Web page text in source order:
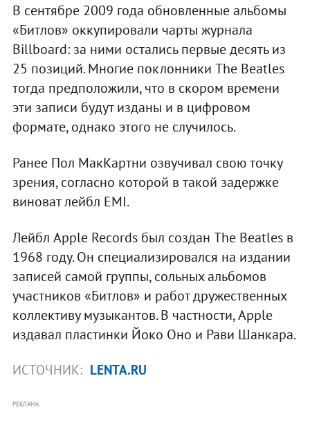
В сентябре 2009 года обновленные альбомы
«Битлов» оккупировали чарты журнала
Billboard: за ними остались первые десять из
25 позиций. Многие поклонники The Beatles
тогда предположили, что в скором времени
эти записи будут изданы и в цифровом
формате, однако этого не случилось.
Ранее Пол МакКартни озвучивал свою точку
зрения, согласно которой в такой задержке
виноват лейбл EMI.
Лейбл Apple Records был создан The Beatles в
1968 году. Он специализировался на издании
записей самой группы, сольных альбомов
участников «Битлов» и работ дружественных
коллективу музыкантов. В частности, Apple
издавал пластинки Йоко Оно и Рави Шанкара.
ИСТОЧНИК: LENTA.RU
РЕКЛАМА